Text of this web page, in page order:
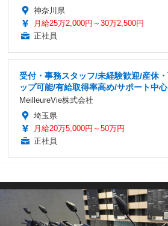
神奈川県
月給25万2,000円～30万2,500円
正社員
受付・事務スタッフ/未経験歓迎/産休
ップ可能/有給取得率高め/サポート中心
MeilleureVie株式会社
埼玉県
月給20万5,000円～50万円
正社員